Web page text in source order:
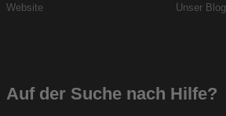
Website Unser Blog
Auf der Suche nach Hilfe?